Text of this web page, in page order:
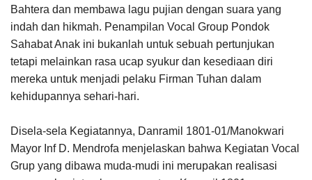
Bahtera dan membawa lagu pujian dengan suara yang
indah dan hikmah. Penampilan Vocal Group Pondok
Sahabat Anak ini bukanlah untuk sebuah pertunjukan
tetapi melainkan rasa ucap syukur dan kesediaan diri
mereka untuk menjadi pelaku Firman Tuhan dalam
kehidupannya sehari-hari.
Disela-sela Kegiatannya, Danramil 1801-01/Manokwari
Mayor Inf D. Mendrofa menjelaskan bahwa Kegiatan Vocal
Grup yang dibawa muda-mudi ini merupakan realisasi